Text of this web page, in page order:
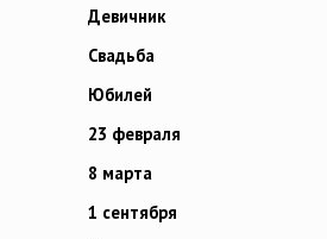
Девичник
Свадьба
Юбилей
23 февраля
8 марта
1 сентября